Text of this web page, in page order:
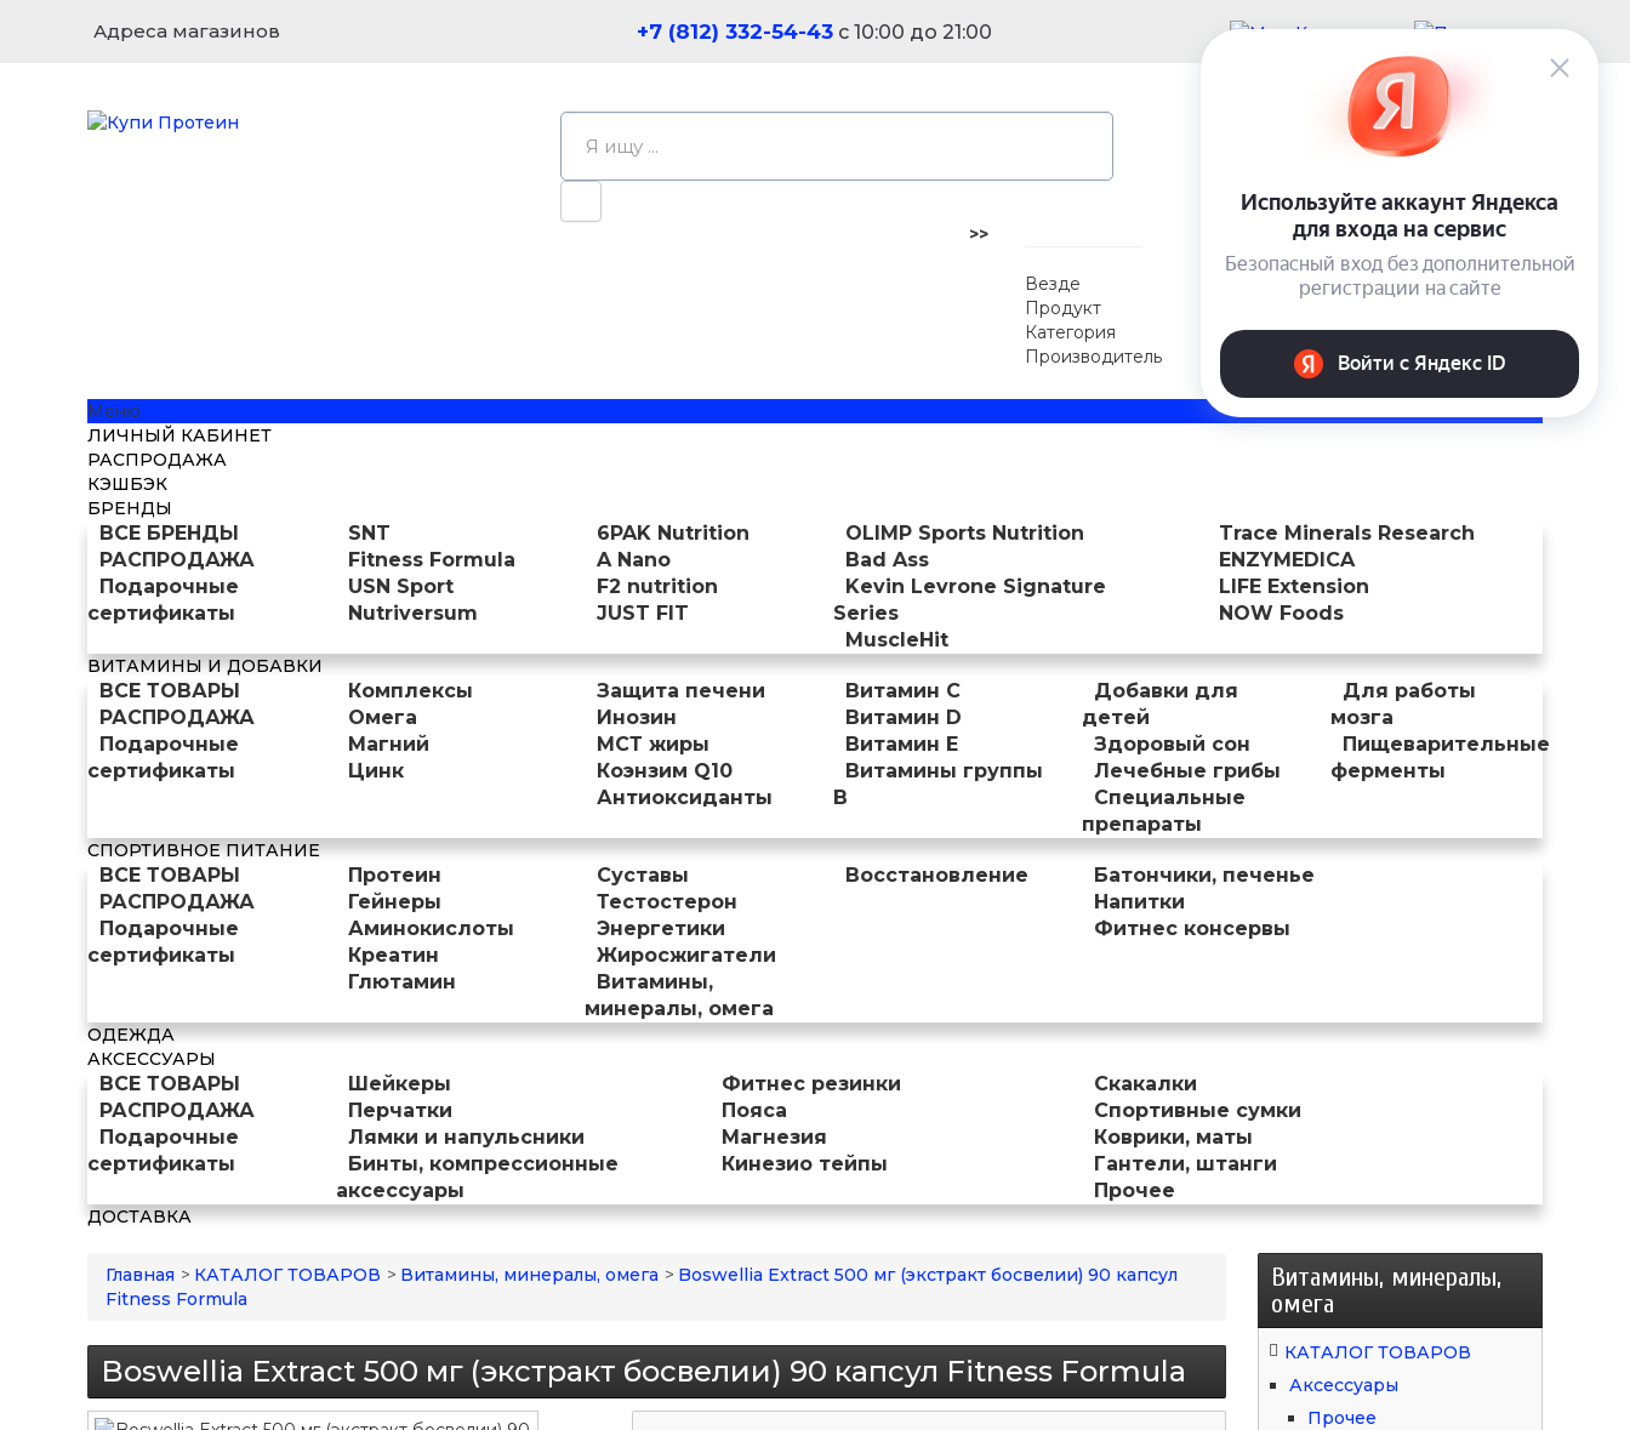
Адреса магазинов +7 (812) 332-54-43 с 10:00 до 21:00
>>
Везде
Продукт
Категория
Производитель
Учетная запись
Меню
ЛИЧНЫЙ КАБИНЕТ
РАСПРОДАЖА
КЭШБЭК
БРЕНДЫ
ВСЕ БРЕНДЫ
РАСПРОДАЖА
Подарочные
сертификаты
SNT
Fitness Formula
USN Sport
Nutriversum
6PAK Nutrition
A Nano
F2 nutrition
JUST FIT
OLIMP Sports Nutrition
Bad Ass
Kevin Levrone Signature
Series
MuscleHit
Trace Minerals Research
ENZYMEDICA
LIFE Extension
NOW Foods
ВИТАМИНЫ И ДОБАВКИ
ВСЕ ТОВАРЫ
РАСПРОДАЖА
Подарочные
сертификаты
Комплексы
Омега
Магний
Цинк
Защита печени
Инозин
МСТ жиры
Коэнзим Q10
Антиоксиданты
Витамин С
Витамин D
Витамин Е
Витамины группы
B
Добавки для
детей
Здоровый сон
Лечебные грибы
Специальные
препараты
Для работы
мозга
Пищеварительные
ферменты
СПОРТИВНОЕ ПИТАНИЕ
ВСЕ ТОВАРЫ
РАСПРОДАЖА
Подарочные
сертификаты
Протеин
Гейнеры
Аминокислоты
Креатин
Глютамин
Суставы
Тестостерон
Энергетики
Жиросжигатели
Витамины,
минералы, омега
Восстановление
Батончики, печенье
Напитки
Фитнес консервы
ОДЕЖДА
АКСЕССУАРЫ
ВСЕ ТОВАРЫ
РАСПРОДАЖА
Подарочные
сертификаты
Шейкеры
Перчатки
Лямки и напульсники
Бинты, компрессионные
аксессуары
Фитнес резинки
Пояса
Магнезия
Кинезио тейпы
Скакалки
Спортивные сумки
Коврики, маты
Гантели, штанги
Прочее
ДОСТАВКА
Главная > КАТАЛОГ ТОВАРОВ > Витамины, минералы, омега > Boswellia Extract 500 мг (экстракт босвелии) 90 капсул
Fitness Formula
Boswellia Extract 500 мг (экстракт босвелии) 90 капсул Fitness Formula
Витамины, минералы,
омега
КАТАЛОГ ТОВАРОВ
Аксессуары
Прочее